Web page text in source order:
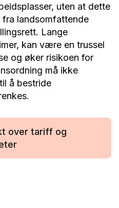
uten at dette
landsomfattende
Lange
kan være en trussel
og øker risikoen for
må ikke
å bestride
over tariff og